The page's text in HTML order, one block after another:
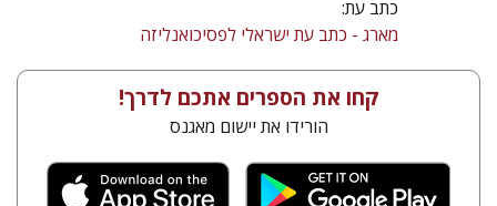
כתב עת:
מארג - כתב עת ישראלי לפסיכואנליזה
קחו את הספרים אתכם לדרך!
הורידו את יישום מאגנס